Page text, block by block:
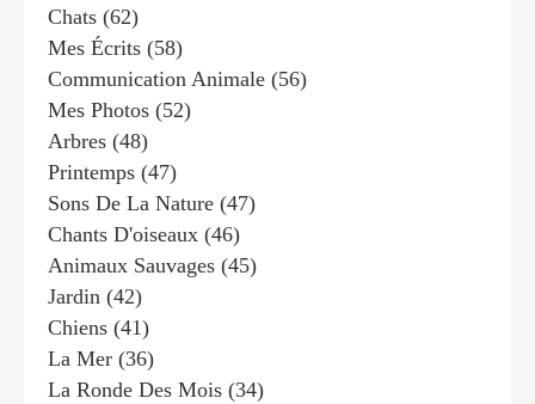
Chats (62)
Mes Écrits (58)
Communication Animale (56)
Mes Photos (52)
Arbres (48)
Printemps (47)
Sons De La Nature (47)
Chants D'oiseaux (46)
Animaux Sauvages (45)
Jardin (42)
Chiens (41)
La Mer (36)
La Ronde Des Mois (34)